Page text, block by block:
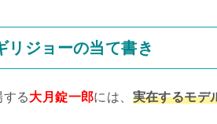
リジョーの当て書き
する大月錠一郎には、 実在するモデ